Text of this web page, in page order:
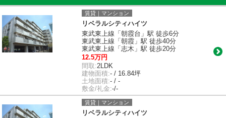
賃貸｜マンション
リベラルシティハイツ
東武東上線「朝霞台」駅 徒歩6分
東武東上線「朝霞」駅 徒歩40分
東武東上線「志木」駅 徒歩20分
12.5万円
間取:2LDK
建物面積:- / 16.84坪
土地面積:- / -
敷金/礼金:-/-
賃貸｜マンション
リベラルシティハイツ